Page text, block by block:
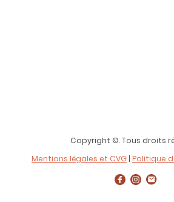
Copyright ©. Tous droits
Mentions légales et CVG | Politique